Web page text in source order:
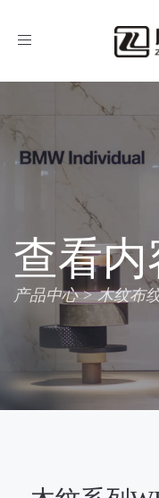
导
查看内
产品中心>木纹布